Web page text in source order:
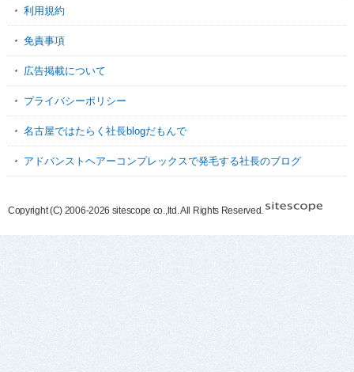
利用規約
免責事項
広告掲載について
プライバシーポリシー
名古屋ではたらく社長blogだもんで
アドバンストヘアーコンプレックスで発毛する社長のブログ
Copyright (C) 2006-2026 sitescope co.,ltd. All Rights Reserved.